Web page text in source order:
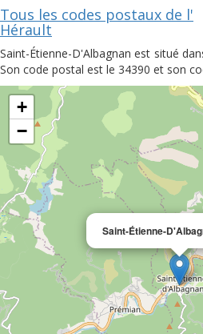
Tous les codes postaux de l'
Hérault
Saint-Étienne-D'Albagnan est situé
Son code postal est le 34390 et son
Saint-Étienne-
+
−